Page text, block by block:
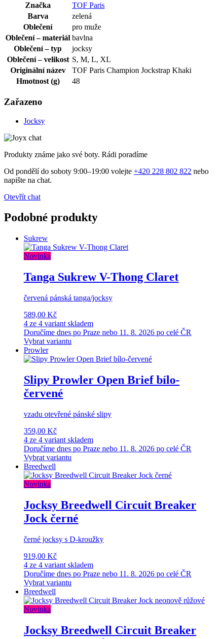
Značka
TOF Paris
Barva
zelená
Oblečení
pro muže
Oblečení – materiál bavlna
Oblečení – typ
jocksy
Oblečení – velikost S, M, L, XL
Originální název
TOF Paris Champion Jockstrap Khaki
Hmotnost (g)
48
Zařazeno
Jocksy
Produkty známe jako své boty. Rádi poradíme
Od pondělí do soboty 9:00–19:00 volejte +420 228 802 822 nebo
napište na chat.
Otevřít chat
Podobné produkty
Sukrew
Novinka
Tanga Sukrew V-Thong Claret
červená pánská tanga/jocksy
589,00 Kč
4 ze 4 variant skladem
Doručíme dnes po Praze nebo 11. 8. 2026 po celé ČR
Vybrat variantu
Prowler
Slipy Prowler Open Brief bílo-
červené
vzadu otevřené pánské slipy
359,00 Kč
4 ze 4 variant skladem
Doručíme dnes po Praze nebo 11. 8. 2026 po celé ČR
Vybrat variantu
Breedwell
Novinka
Jocksy Breedwell Circuit Breaker
Jock černé
černé jocksy s D-kroužky
919,00 Kč
4 ze 4 variant skladem
Doručíme dnes po Praze nebo 11. 8. 2026 po celé ČR
Vybrat variantu
Breedwell
Novinka
Jocksy Breedwell Circuit Breaker